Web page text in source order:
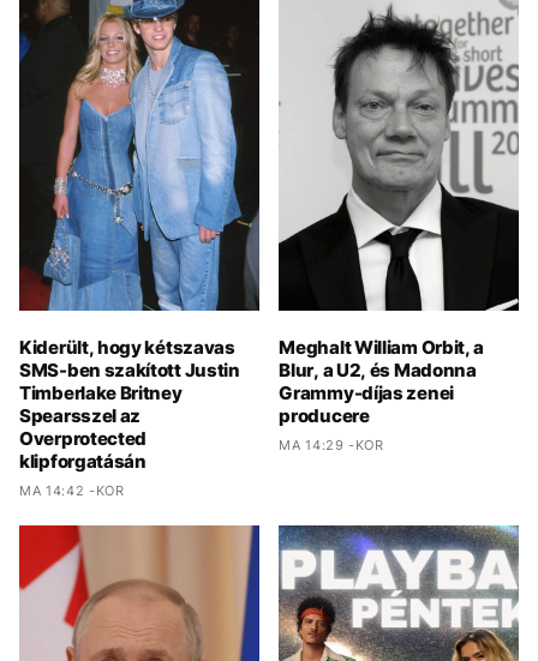
Kiderült, hogy kétszavas
SMS-ben szakított Justin
Timberlake Britney
Spearsszel az
Overprotected
klipforgatásán
MA 14:42 -KOR
Meghalt William Orbit, a
Blur, a U2, és Madonna
Grammy-díjas zenei
producere
MA 14:29 -KOR